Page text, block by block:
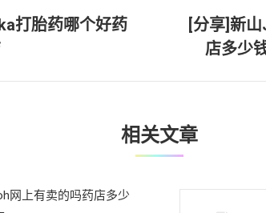
打胎药哪个好药
下
文
[分享]新
店多少
相关文章
网上有卖的吗药店多少